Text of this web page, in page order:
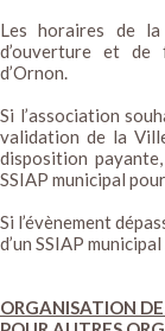
Les horaires de
d’ouverture et de
d’Ornon.
Si l’association
validation de la
disposition
SSIAP municipal
Si l’évènement
d’un SSIAP
ORGANISATION